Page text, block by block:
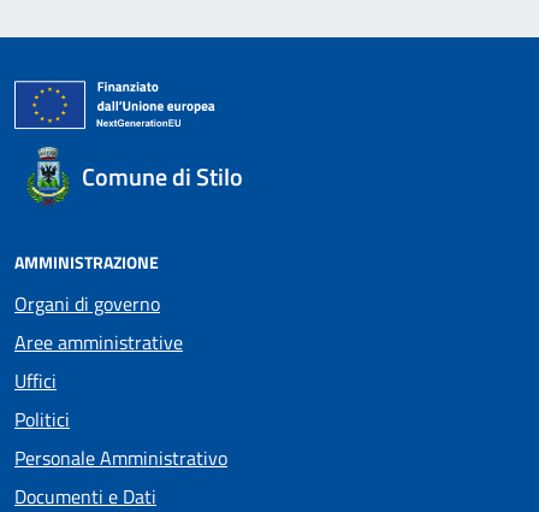
Comune di Stilo
AMMINISTRAZIONE
Organi di governo
Aree amministrative
Uffici
Politici
Personale Amministrativo
Documenti e Dati